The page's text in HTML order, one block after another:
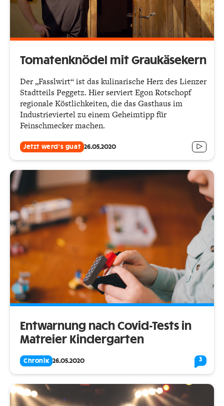
Tomatenknödel mit Graukäsekern
Der „Fasslwirt“ ist das kulinarische Herz des Lienzer
Stadtteils Peggetz. Hier serviert Egon Rotschopf
regionale Köstlichkeiten, die das Gasthaus im
Industrieviertel zu einem Geheimtipp für
Feinschmecker machen.
Jetzt werd's guat 26.05.2020
Entwarnung nach Covid-Tests in
Matreier Kindergarten
Chronik 26.05.2020 3